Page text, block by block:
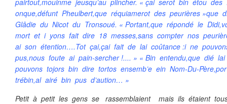
pairtout,mouinme jeusqu’au plincher. « çai serot bin étou des
onque,défunt Pheulbert,que réquiamerot des peurières »que
Glâdie du Nicot du Tronsoué. « Portant,que répondé le
mort et i yons fait dire 18 messes,sans compter nos
ai son étention….Tot çai,çai fait de lai coûtance :i ne
pus,nous foute ai pain-sercher !.... » « Bin entendu,que dié
pouvons tojors bin dire tortos ensemb’e ein Nom-Du-
trébin,al airé bin pus d’aution… »
Petit à petit les gens se rassemblaient mais ils étaient